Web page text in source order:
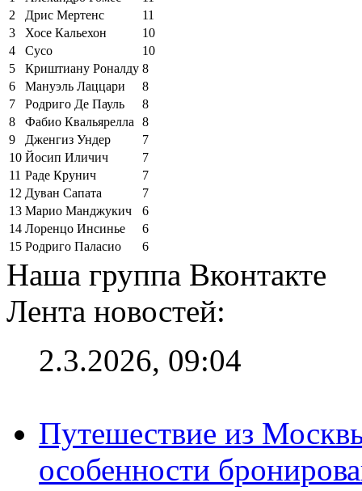
2
Дрис Мертенс
11
3
Хосе Кальехон
10
4
Сусо
10
5
Криштиану Роналду 8
6
Мануэль Лаццари
8
7
Родриго Де Пауль
8
8
Фабио Квальярелла
8
9
Дженгиз Ундер
7
10 Йосип Иличич
7
11 Раде Крунич
7
12 Дуван Сапата
7
13 Марио Манджукич
6
14 Лоренцо Инсинье
6
15 Родриго Паласио 6
Наша группа Вконтакте
Лента новостей:
2.3.2026, 09:04
Путешествие из
особенности